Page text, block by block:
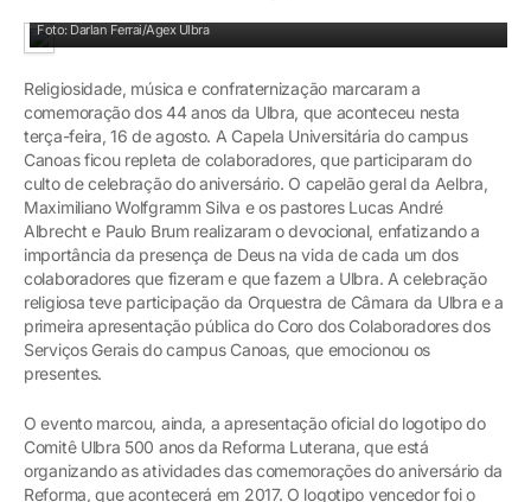
Foto: Darlan Ferrai/Agex Ulbra
Religiosidade, música e confraternização marcaram a
comemoração dos 44 anos da Ulbra, que aconteceu nesta
terça-feira, 16 de agosto. A Capela Universitária do campus
Canoas ficou repleta de colaboradores, que participaram do
culto de celebração do aniversário. O capelão geral da Aelbra,
Maximiliano Wolfgramm Silva e os pastores Lucas André
Albrecht e Paulo Brum realizaram o devocional, enfatizando a
importância da presença de Deus na vida de cada um dos
colaboradores que fizeram e que fazem a Ulbra. A celebração
religiosa teve participação da Orquestra de Câmara da Ulbra e a
primeira apresentação pública do Coro dos Colaboradores dos
Serviços Gerais do campus Canoas, que emocionou os
presentes.
O evento marcou, ainda, a apresentação oficial do logotipo do
Comitê Ulbra 500 anos da Reforma Luterana, que está
organizando as atividades das comemorações do aniversário da
Reforma, que acontecerá em 2017. O logotipo vencedor foi o